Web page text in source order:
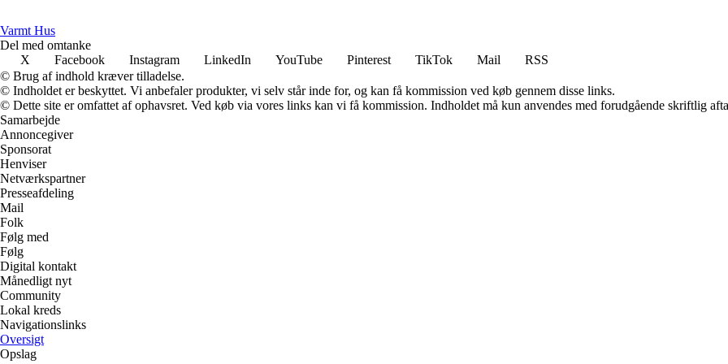
Varmt Hus
Del med omtanke
X
Facebook Instagram LinkedIn YouTube Pinterest TikTok Mail
RSS
© Brug af indhold kræver tilladelse.
© Indholdet er beskyttet. Vi anbefaler produkter, vi selv står inde for, og kan få kommission ved køb gennem disse links.
© Dette site er omfattet af ophavsret. Ved køb via vores links kan vi få kommission. Indholdet må kun anvendes med forudgående skriftlig
Samarbejde
Annoncegiver
Sponsorat
Henviser
Netværkspartner
Presseafdeling
Mail
Folk
Følg med
Følg
Digital kontakt
Månedligt nyt
Community
Lokal kreds
Navigationslinks
Oversigt
Opslag